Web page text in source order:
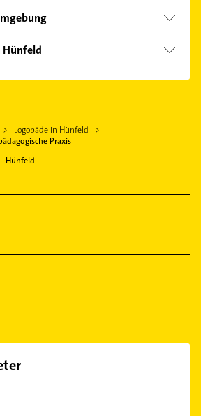
Hünfeld
Logopäde in Hünfeld
Praxis
Hünfeld